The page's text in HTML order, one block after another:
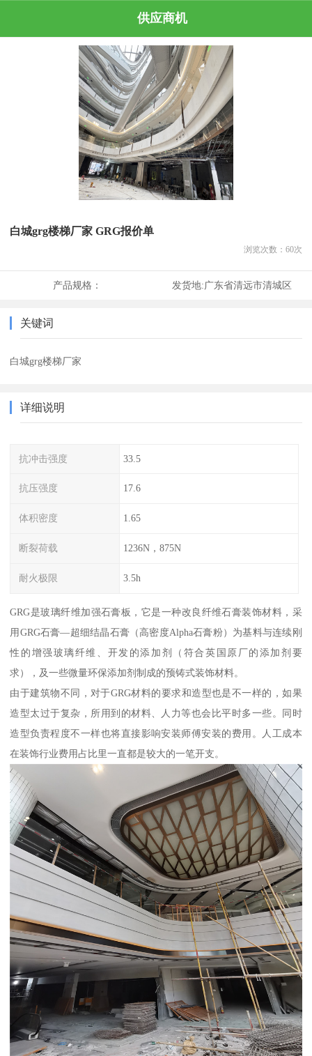
供应商机
白城grg楼梯厂家 GRG报价单
浏览次数： 60次
产品规格： 发货地:广东省清远市清城区
关键词
白城grg楼梯厂家
详细说明
抗冲击强度 33.5
抗压强度 17.6
体积密度 1.65
断裂荷载 1236N，875N
耐火极限 3.5h
GRG是玻璃纤维加强石膏板，它是一种改良纤维石膏装饰材料，采
用GRG石膏—超细结晶石膏（高密度Alpha石膏粉）为基料与连续刚
性的增强玻璃纤维、开发的添加剂（符合英国原厂的添加剂要
求），及一些微量环保添加剂制成的预铸式装饰材料。
由于建筑物不同，对于GRG材料的要求和造型也是不一样的，如果
造型太过于复杂，所用到的材料、人力等也会比平时多一些。同时
造型负责程度不一样也将直接影响安装师傅安装的费用。人工成本
在装饰行业费用占比里一直都是较大的一笔开支。